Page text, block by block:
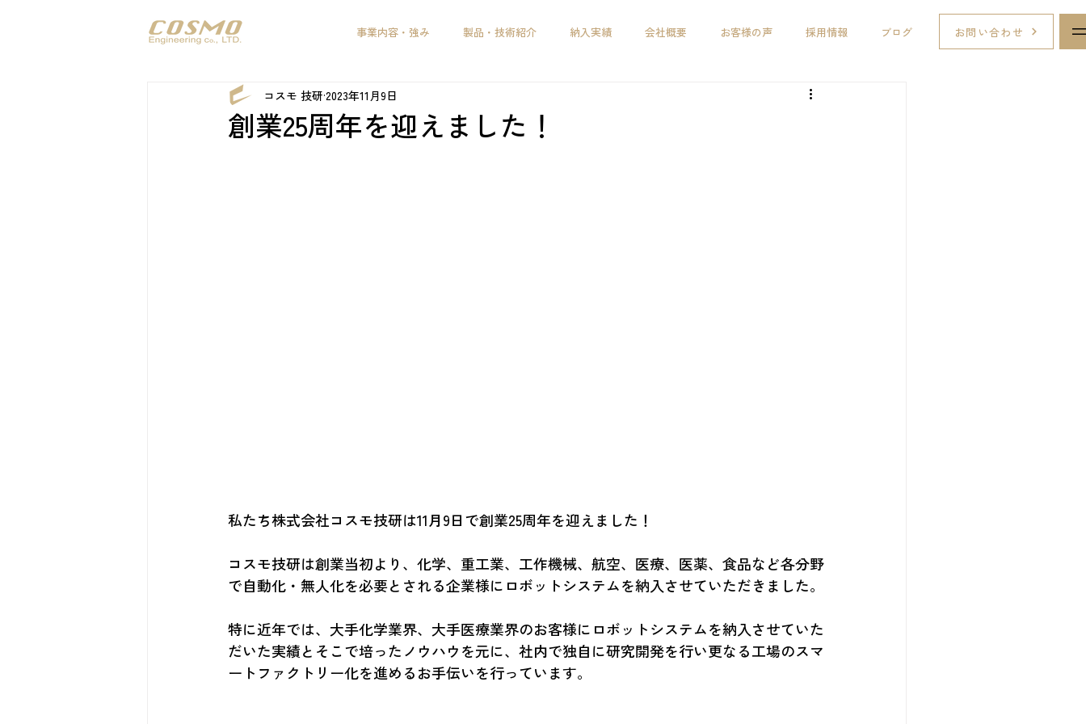
事業内容・強み 製品・技術紹介 納入実績 会社概要 お客様の声 採用情報 ブログ お問い合わせ
創業25周年を迎えました！
コスモ 技研 2023年11月9日
私たち株式会社コスモ技研は11月9日で創業25周年を迎えました！
コスモ技研は創業当初より、化学、重工業、工作機械、航空、医療、医薬、食品など各分野
で自動化・無人化を必要とされる企業様にロボットシステムを納入させていただきました。
特に近年では、大手化学業界、大手医療業界のお客様にロボットシステムを納入させていた
だいた実績とそこで培ったノウハウを元に、社内で独自に研究開発を行い更なる工場のスマ
ートファクトリー化を進めるお手伝いを行っています。